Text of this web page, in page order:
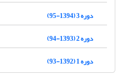
دوره 3 (1394-95)
دوره 2 (1393-94)
دوره 1 (1392-93)